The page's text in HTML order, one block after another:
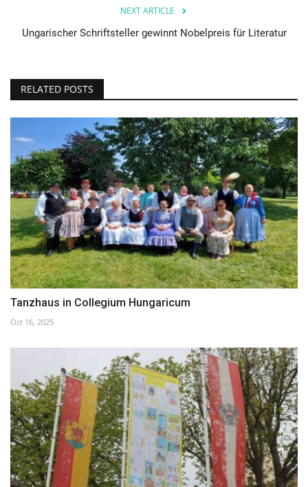
NEXT ARTICLE
Ungarischer Schriftsteller gewinnt Nobelpreis für Literatur
RELATED POSTS
Tanzhaus in Collegium Hungaricum
Oct 16, 2025